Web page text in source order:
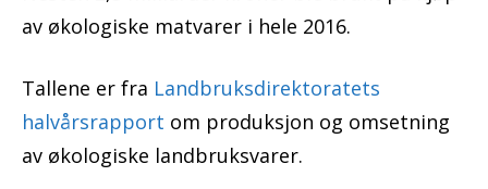
av økologiske matvarer i hele 2016.
Tallene er fra Landbruksdirektoratets
halvårsrapport om produksjon og omsetning
av økologiske landbruksvarer.